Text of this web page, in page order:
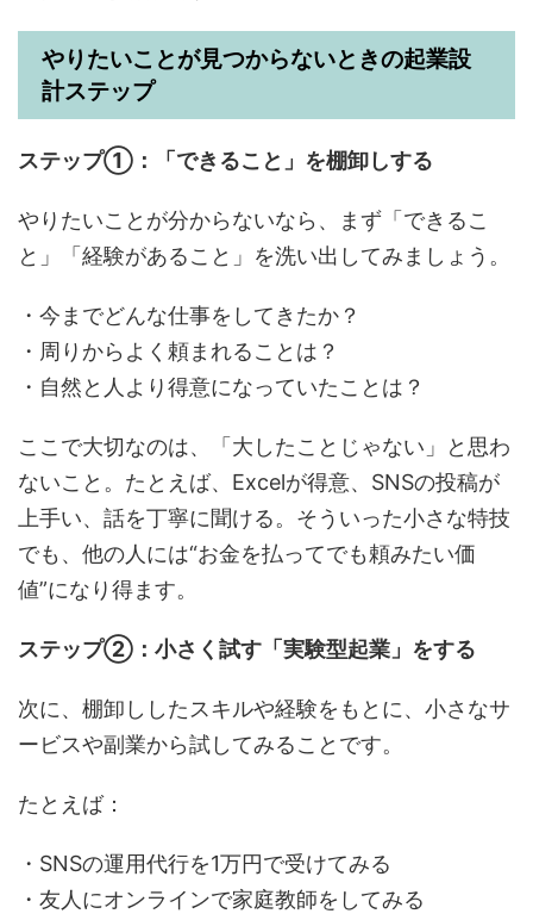
やりたいことが見つからないときの起業設
計ステップ
ステップ①：「できること」を棚卸しする
やりたいことが分からないなら、まず「できるこ
と」「経験があること」を洗い出してみましょう。
・今までどんな仕事をしてきたか？
・周りからよく頼まれることは？
・自然と人より得意になっていたことは？
ここで大切なのは、「大したことじゃない」と思わ
ないこと。たとえば、Excelが得意、SNSの投稿が
上手い、話を丁寧に聞ける。そういった小さな特技
でも、他の人には“お金を払ってでも頼みたい価
値”になり得ます。
ステップ②：小さく試す「実験型起業」をする
次に、棚卸ししたスキルや経験をもとに、小さなサ
ービスや副業から試してみることです。
たとえば：
・SNSの運用代行を1万円で受けてみる
・友人にオンラインで家庭教師をしてみる